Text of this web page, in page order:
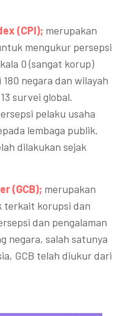
(CPI); merupakan
mengukur persepsi
0 (sangat korup)
negara dan wilayah
survei global.
pelaku usaha
lembaga publik.
dilakukan sejak
(GCB); merupakan
terkait korupsi dan
dan pengalaman
negara, salah satunya
GCB telah diukur dari